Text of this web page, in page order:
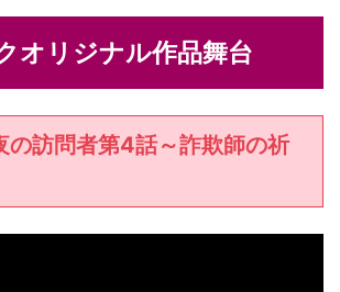
オリジナル作品舞台
の訪問者第4話～詐欺師の祈